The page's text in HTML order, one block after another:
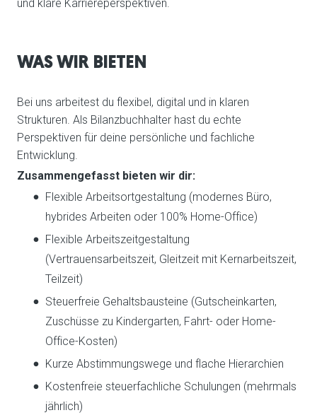
und klare Karriereperspektiven.
WAS WIR BIETEN
Bei uns arbeitest du flexibel, digital und in klaren
Strukturen. Als Bilanzbuchhalter hast du echte
Perspektiven für deine persönliche und fachliche
Entwicklung.
Zusammengefasst bieten wir dir:
Flexible Arbeitsortgestaltung (modernes Büro,
hybrides Arbeiten oder 100% Home-Office)
Flexible Arbeitszeitgestaltung
(Vertrauensarbeitszeit, Gleitzeit mit Kernarbeitszeit,
Teilzeit)
Steuerfreie Gehaltsbausteine (Gutscheinkarten,
Zuschüsse zu Kindergarten, Fahrt- oder Home-
Office-Kosten)
Kurze Abstimmungswege und flache Hierarchien
Kostenfreie steuerfachliche Schulungen (mehrmals
jährlich)